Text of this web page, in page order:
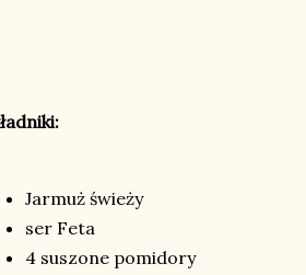
Jarmuż świeży
ser Feta
4 suszone pomidory